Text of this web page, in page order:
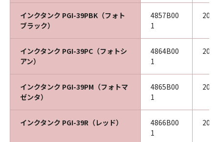
インクタンク PGI-39PBK（フォト
ブラック）
4857B00
1
インクタンク PGI-39PC（フォトシ
アン）
4864B00
1
インクタンク PGI-39PM（フォトマ
ゼンタ）
4865B00
1
インクタンク PGI-39R（レッド）
4866B00
1